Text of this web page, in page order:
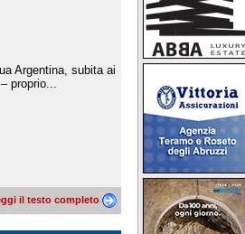
Argentina, subita ai
proprio...
il testo completo